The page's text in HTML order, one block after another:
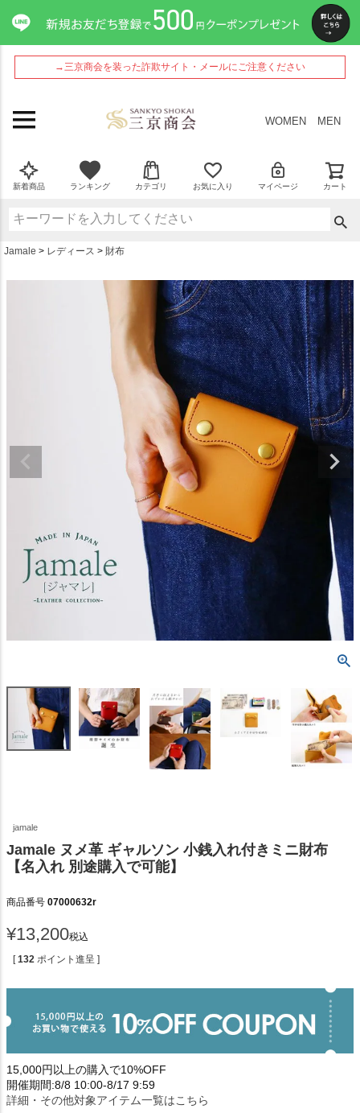
→三京商会を装った詐欺サイト・メールにご注意ください
WOMEN MEN
新着商品 ランキング カテゴリ お気に入り マイページ カート
Jamale レディース 財布
jamale
Jamale ヌメ革 ギャルソン 小銭入れ付きミニ財布
【名入れ 別途購入で可能】
商品番号 07000632r
¥13,200税込
[ 132 ポイント進呈 ]
15,000円以上の購入で10%OFF
開催期間:8/8 10:00-8/17 9:59
詳細・その他対象アイテム一覧はこちら
ペー
ジト
ップ
へ